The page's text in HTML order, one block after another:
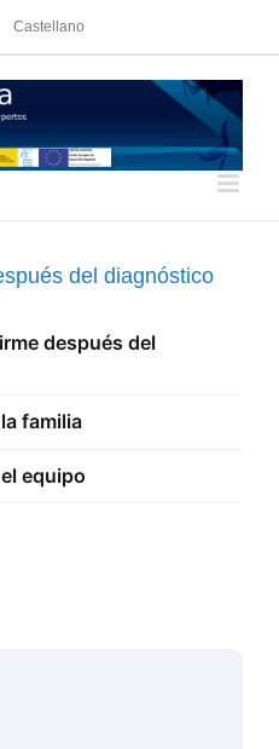
Castellano
del diagnóstico
después del
familia
equipo